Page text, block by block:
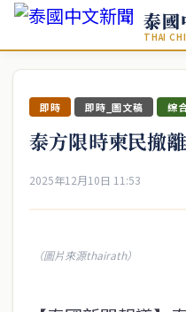
泰國
THAI
即時 即時_圖文稿 綜
泰方限時柬民撤
2025年12月10日 11:53
（圖片來源thairath）